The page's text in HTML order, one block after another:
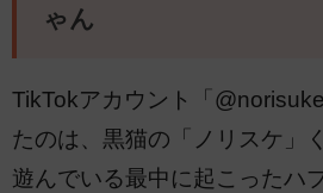
ゃん
TikTokアカウント「
たのは、黒猫の「ノリスケ」
遊んでいる最中に起こったハ